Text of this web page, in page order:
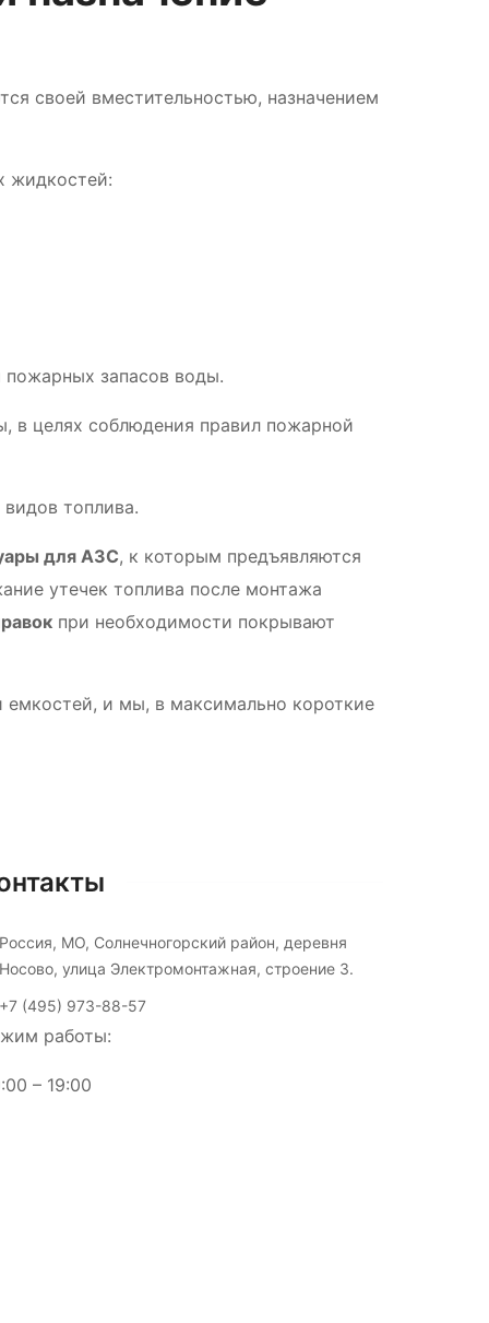
своей вместительностью, назначением
жидкостей:
пожарных запасов воды.
в целях соблюдения правил пожарной
топлива.
для АЗС, к которым предъявляются
утечек топлива после монтажа
при необходимости покрывают
емкостей, и мы, в максимально короткие
Россия, МО, Солнечногорский район, деревня
Носово, улица Электромонтажная, строение 3.
+7 (495) 973-88-57
работы:
– 19:00